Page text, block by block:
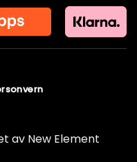
av New Element